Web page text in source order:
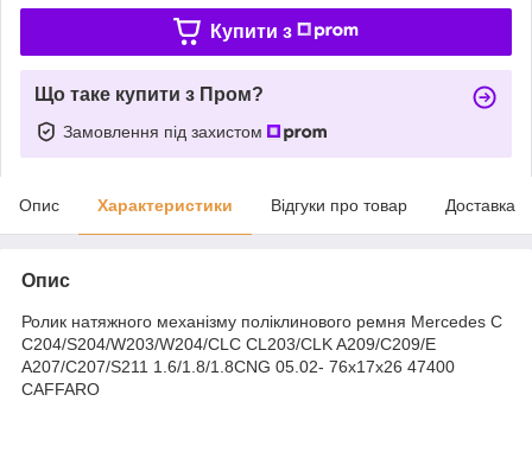
Купити з
Що таке купити з Пром?
Замовлення під захистом
Опис Характеристики Відгуки про товар Доставка
Опис
Ролик натяжного механізму поліклинового ремня Mercedes C
C204/S204/W203/W204/CLC CL203/CLK A209/C209/E
A207/C207/S211 1.6/1.8/1.8CNG 05.02- 76x17x26 47400
CAFFARO